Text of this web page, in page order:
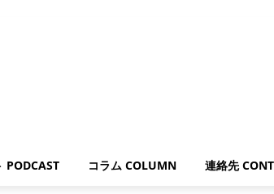
PODCAST コラム COLUMN 連絡先